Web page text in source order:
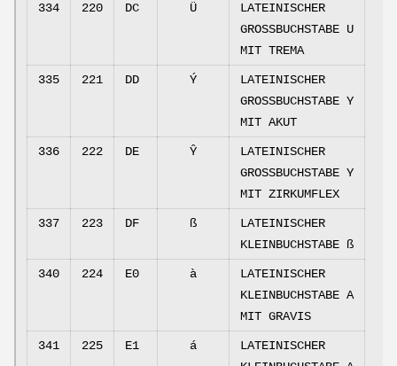
334 220 DC Ü
LATEINISCHER
GROSSBUCHSTABE U
MIT TREMA
335 221 DD Ý
LATEINISCHER
GROSSBUCHSTABE Y
MIT AKUT
336 222 DE Ŷ
LATEINISCHER
GROSSBUCHSTABE Y
MIT ZIRKUMFLEX
337 223 DF ß
LATEINISCHER
KLEINBUCHSTABE ß
340 224 E0 à
LATEINISCHER
KLEINBUCHSTABE A
MIT GRAVIS
341 225 E1 á
LATEINISCHER